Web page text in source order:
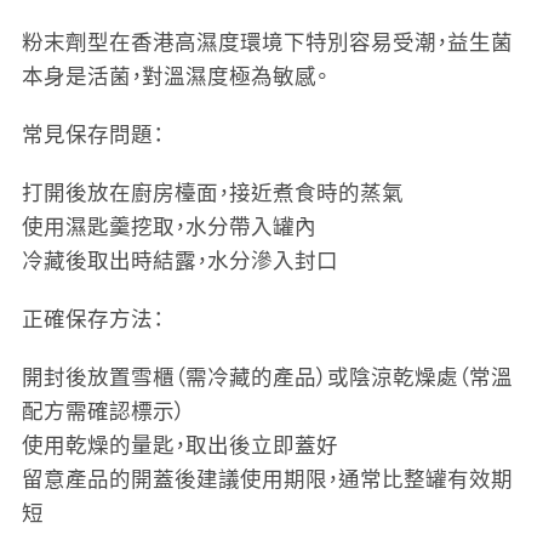
粉末劑型在香港高濕度環境下特別容易受潮，益生菌
本身是活菌，對溫濕度極為敏感。
常見保存問題：
打開後放在廚房檯面，接近煮食時的蒸氣
使用濕匙羹挖取，水分帶入罐內
冷藏後取出時結露，水分滲入封口
正確保存方法：
開封後放置雪櫃（需冷藏的產品）或陰涼乾燥處（常溫
配方需確認標示）
使用乾燥的量匙，取出後立即蓋好
留意產品的開蓋後建議使用期限，通常比整罐有效期
短